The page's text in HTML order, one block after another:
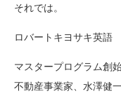
それでは。
ロバートキヨサキ英語
マスタープログラム創
不動産事業家、水澤健